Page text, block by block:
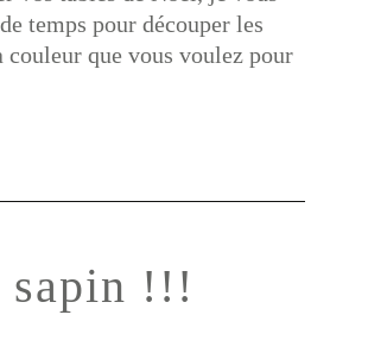
temps pour découper les
que vous voulez pour
sapin !!!